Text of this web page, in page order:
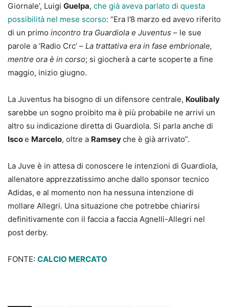
Giornale’, Luigi Guelpa, che già aveva parlato di questa
possibilità nel mese scorso: “Era l’8 marzo ed avevo riferito
di un primo incontro tra Guardiola e Juventus – le sue
parole a ‘Radio Crc’ – La trattativa era in fase embrionale,
mentre ora è in corso; si giocherà a carte scoperte a fine
maggio, inizio giugno.
La Juventus ha bisogno di un difensore centrale, Koulibaly
sarebbe un sogno proibito ma è più probabile ne arrivi un
altro su indicazione diretta di Guardiola. Si parla anche di
Iscoe Marcelo, oltre a Ramseyche è già arrivato”.
La Juve è in attesa di conoscere le intenzioni di Guardiola,
allenatore apprezzatissimo anche dallo sponsor tecnico
Adidas, e al momento non ha nessuna intenzione di
mollare Allegri. Una situazione che potrebbe chiarirsi
definitivamente con il faccia a faccia Agnelli-Allegri nel
post derby.
FONTE: CALCIO MERCATO